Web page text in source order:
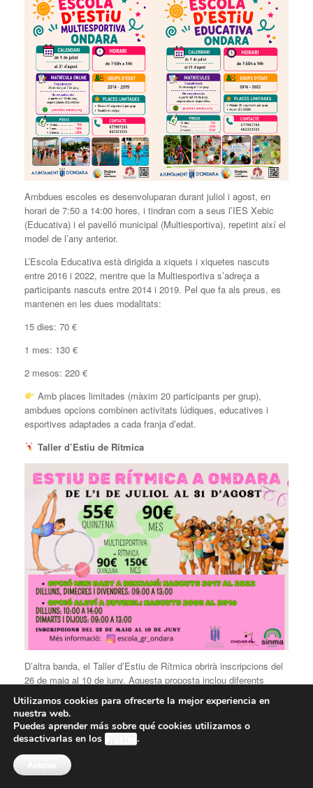
Ambdues escoles es desenvoluparan durant juliol i agost, en
horari de 7:50 a 14:00 hores, i tindran com a seus l’IES Xebic
(Educativa) i el pavelló municipal (Multiesportiva), repetint així el
model de l’any anterior.
L’Escola Educativa està dirigida a xiquets i xiquetes nascuts
entre 2016 i 2022, mentre que la Multiesportiva s’adreça a
participants nascuts entre 2014 i 2019. Pel que fa als preus, es
mantenen en les dues modalitats:
15 dies: 70 €
1 mes: 130 €
2 mesos: 220 €
Amb places limitades (màxim 20 participants per grup),
ambdues opcions combinen activitats lúdiques, educatives i
esportives adaptades a cada franja d’edat.
Taller d’Estiu de Rítmica
D’altra banda, el Taller d’Estiu de Rítmica obrirà inscripcions del
26 de maig al 10 de juny. Aquesta proposta inclou diferents
grups per edat (des de 2008 fins a 2017) i combina entrenament
esportiu amb activitats específiques d’aquesta disciplina. La
informació detallada sobre inscripció i funcionament es pot
consultar a través del seu perfil d’Instagram.
La Regidora d’Educació, Rosa Ana Marí, ha destacat que “les
escoles d’estiu són un recurs fonamental per a les famílies, però
Utilizamos cookies para ofrecerte la mejor experiencia en
nuestra web.
Puedes aprender más sobre qué cookies utilizamos o
desactivarlas en los ajustes.